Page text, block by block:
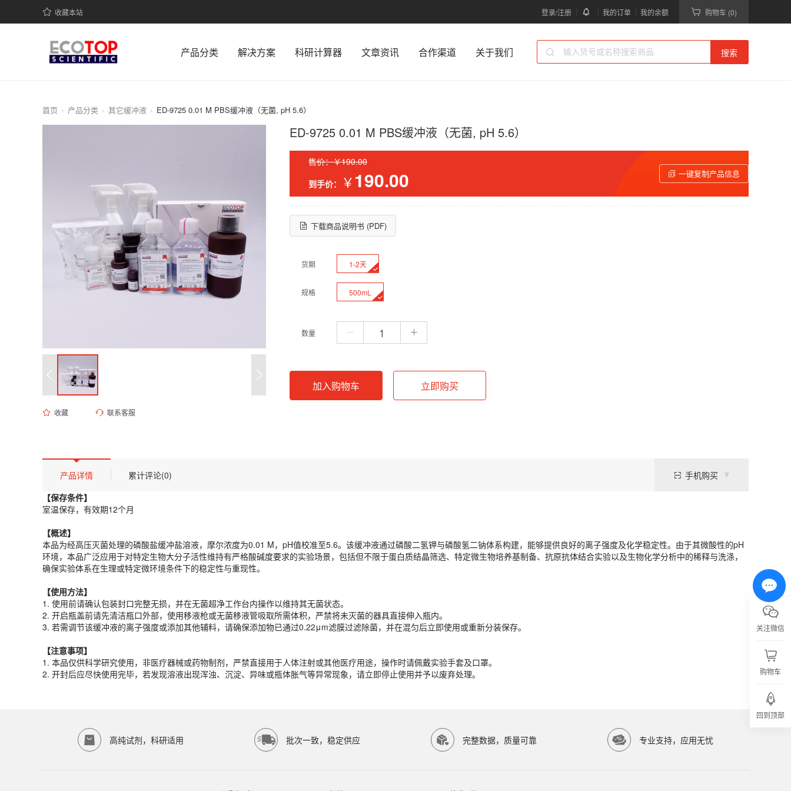
收藏本站 登录/注册 我的订单 我的余额 购物车 (0)
产品分类 解决方案 科研计算器 文章资讯 合作渠道 关于我们 搜索
首页 产品分类 其它缓冲液 ED-9725 0.01 M PBS缓冲液（无菌, pH 5.6）
收藏 联系客服
ED-9725 0.01 M PBS缓冲液（无菌, pH 5.6）
售价：￥190.00
到手价：
￥190.00 一键复制产品信息
下载商品说明书 (PDF)
货期 1-2天
规格 500mL
数量
加入购物车 立即购买
产品描述
【保存条件】
室温保存，有效期12个月
【概述】
【使用方法】
1. 使用前请确认包装封口完整无损，并在无菌超净工作台内操作以维持其无菌状态。
2. 开启瓶盖前请先清洁瓶口外部，使用移液枪或无菌移液管吸取所需体积，严禁将未灭菌的器具直接伸入瓶内。
【注意事项】
1. 本品仅供科学研究使用，非医疗器械或药物制剂，严禁直接用于人体注射或其他医疗用途，操作时请佩戴实验手套及口罩。
2. 开封后应尽快使用完毕，若发现溶液出现浑浊、沉淀、异味或瓶体胀气等异常现象，请立即停止使用并予以废弃处理。
货期
1-2天
规格
500mL
应用领域
本产品适用于ED-9725、其它缓冲液、生物科研试剂、ECOTOP SCIENTIFIC等研究领域。ECOTOP SCIENTIFIC（广州亿涛生物科技有限公司）提供高品质生物科研试剂，服务科研院所与生物医药企业。
ECOTOP SCIENTIFIC
请参照产品说明书中的保存条件。一般生物科研试剂建议在2-8℃或-20℃条件下保存，避免反复冻融。具体保存条件请以产品标签为准。
产品详情 累计评论(0)
手机购买
【保存条件】
室温保存，有效期12个月
【概述】
本品为经高压灭菌处理的磷酸盐缓冲盐溶液，摩尔浓度为0.01 M，pH值校准至5.6。该缓冲液通过磷酸二氢钾与磷酸氢二钠体系构建，能够提供良好的离子强度及化学稳定性。由于其微酸性的pH
环境，本品广泛应用于对特定生物大分子活性维持有严格酸碱度要求的实验场景，包括但不限于蛋白质结晶筛选、特定微生物培养基制备、抗原抗体结合实验以及生物化学分析中的稀释与洗涤，
确保实验体系在生理或特定微环境条件下的稳定性与重现性。
【使用方法】
1. 使用前请确认包装封口完整无损，并在无菌超净工作台内操作以维持其无菌状态。
2. 开启瓶盖前请先清洁瓶口外部，使用移液枪或无菌移液管吸取所需体积，严禁将未灭菌的器具直接伸入瓶内。
3. 若需调节该缓冲液的离子强度或添加其他辅料，请确保添加物已通过0.22μm滤膜过滤除菌，并在混匀后立即使用或重新分装保存。
【注意事项】
1. 本品仅供科学研究使用，非医疗器械或药物制剂，严禁直接用于人体注射或其他医疗用途，操作时请佩戴实验手套及口罩。
2. 开封后应尽快使用完毕，若发现溶液出现浑浊、沉淀、异味或瓶体胀气等异常现象，请立即停止使用并予以废弃处理。
高纯试剂，科研适用 批次一致，稳定供应 完整数据，质量可靠 专业支持，应用无忧
关注微信
购物车
回到顶部